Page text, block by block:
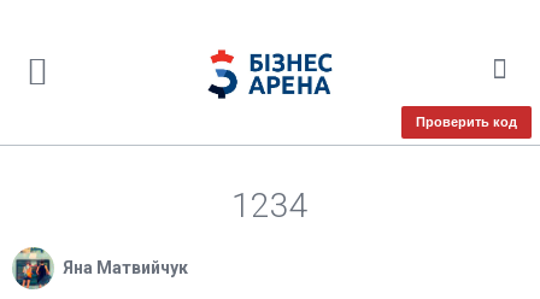
Проверить код
1234
Яна Матвийчук